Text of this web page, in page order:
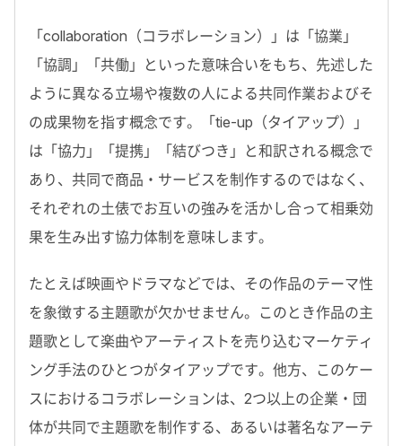
「collaboration（コラボレーション）」は「協業」
「協調」「共働」といった意味合いをもち、先述した
ように異なる立場や複数の人による共同作業およびそ
の成果物を指す概念です。「tie-up（タイアップ）」
は「協力」「提携」「結びつき」と和訳される概念で
あり、共同で商品・サービスを制作するのではなく、
それぞれの土俵でお互いの強みを活かし合って相乗効
果を生み出す協力体制を意味します。
たとえば映画やドラマなどでは、その作品のテーマ性
を象徴する主題歌が欠かせません。このとき作品の主
題歌として楽曲やアーティストを売り込むマーケティ
ング手法のひとつがタイアップです。他方、このケー
スにおけるコラボレーションは、2つ以上の企業・団
体が共同で主題歌を制作する、あるいは著名なアーテ